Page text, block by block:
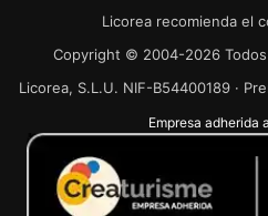
Licorea recomienda el
Copyright © 2004-2026
Licorea, S.L.U. NIF-B54400189 ·
Empresa adherida